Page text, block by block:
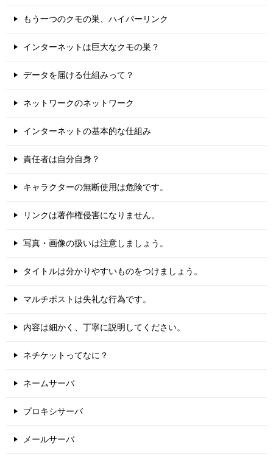
もう一つのクモの巣、ハイパーリンク
インターネットは巨大なクモの巣？
データを届ける仕組みって？
ネットワークのネットワーク
インターネットの基本的な仕組み
責任者は自分自身？
キャラクターの無断使用は危険です。
リンクは著作権侵害になりません。
写真・画像の扱いは注意しましょう。
タイトルは分かりやすいものをつけましょう。
マルチポストは失礼な行為です。
内容は細かく、丁寧に説明してください。
ネチケットってなに？
ネームサーバ
プロキシサーバ
メールサーバ